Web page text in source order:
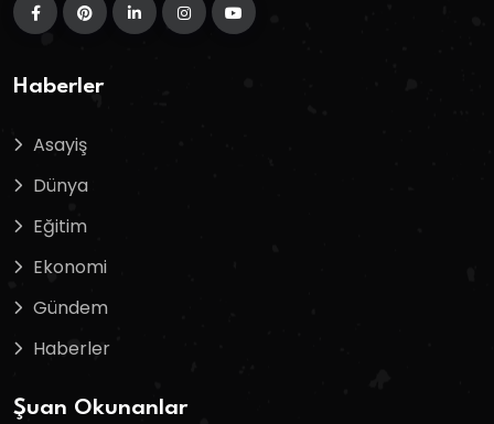
Haberler
Asayiş
Dünya
Eğitim
Ekonomi
Gündem
Haberler
Şuan Okunanlar